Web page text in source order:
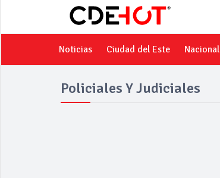
Noticias Ciudad del Este Nacional
Policiales Y Judiciales